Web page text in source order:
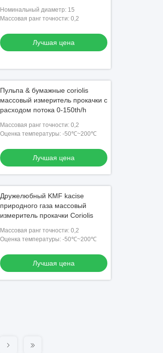
Номинальный диаметр: 15
Массовая ранг точности: 0,2
Лучшая цена
Пульпа & бумажные coriolis
массовый измеритель прокачки с
расходом потока 0-150th/h
Массовая ранг точности: 0,2
Оценка температуры: -50℃~200℃
Лучшая цена
Дружелюбный KMF kacise
природного газа массовый
измеритель прокачки Coriolis
Массовая ранг точности: 0,2
Оценка температуры: -50℃~200℃
Лучшая цена